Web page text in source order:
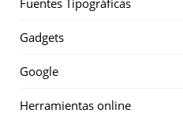
Fuentes Tipográficas
Gadgets
Google
Herramientas online